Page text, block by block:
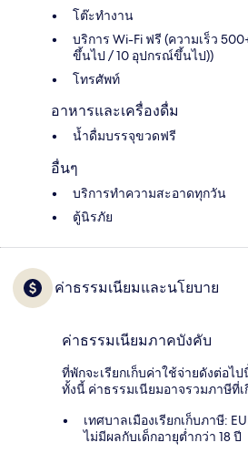
โต๊ะทำงาน
บริการ Wi-Fi ฟรี (ความเร็ว
ขึ้นไป / 10 อุปกรณ์ขึ้นไป))
โทรศัพท์
อาหารและเครื่องดื่ม
น้ำดื่มบรรจุขวดฟรี
อื่นๆ
บริการทำความสะอาดทุกวัน
ตู้นิรภัย
ค่าธรรมเนียมและนโยบาย
ค่าธรรมเนียมภาคบังคับ
ที่พักจะเรียกเก็บค่าใช้จ่ายดังต่อไ
ทั้งนี้ ค่าธรรมเนียมอาจรวมภาษีที่เ
เทศบาลเมืองเรียกเก็บภาษี:
ไม่มีผลกับเด็กอายุต่ำกว่า 18 ปี